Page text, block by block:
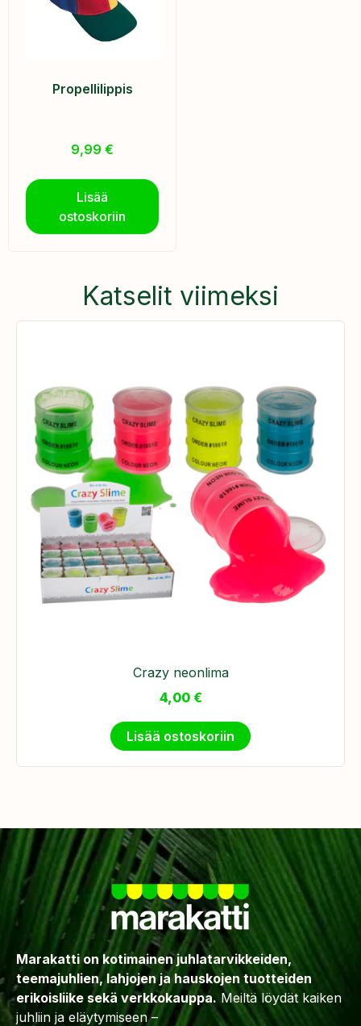
Propellilippis
9,99 €
Lisää
ostoskoriin
Katselit viimeksi
Crazy neonlima
4,00 €
Lisää ostoskoriin
Marakatti on kotimainen juhlatarvikkeiden,
teemajuhlien, lahjojen ja hauskojen tuotteiden
erikoisliike sekä verkkokauppa. Meiltä löydät kaiken
juhliin ja eläytymiseen –